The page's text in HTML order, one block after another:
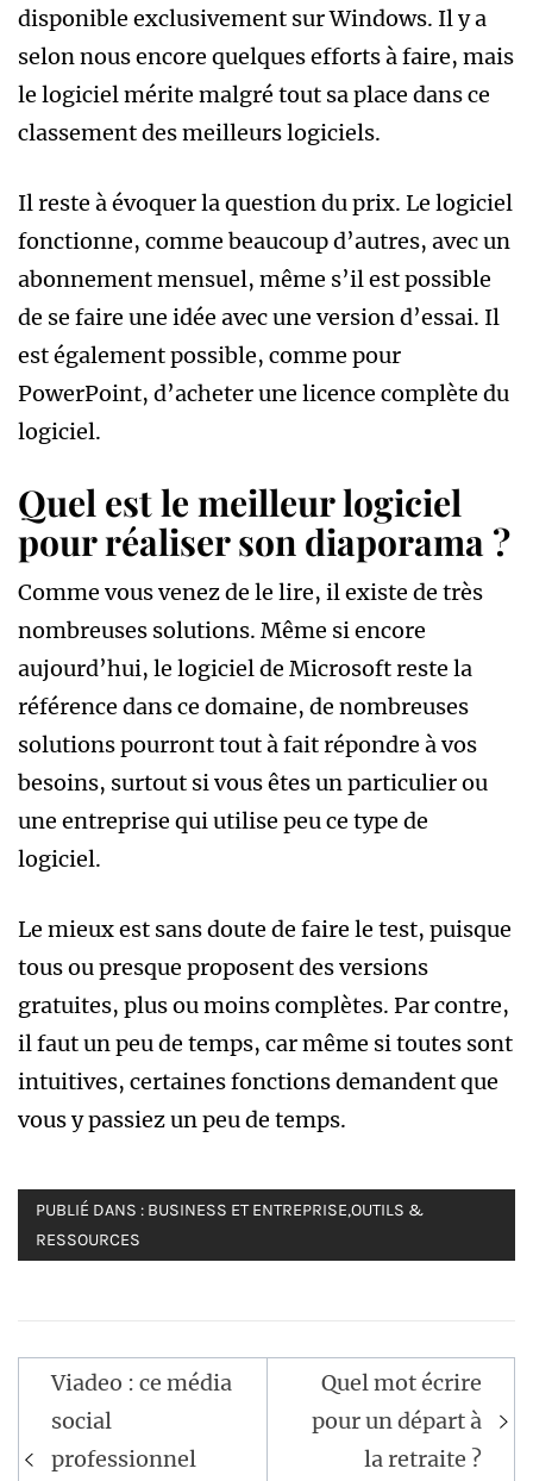
disponible exclusivement sur Windows. Il y a
selon nous encore quelques efforts à faire, mais
le logiciel mérite malgré tout sa place dans ce
classement des meilleurs logiciels.
Il reste à évoquer la question du prix. Le logiciel
fonctionne, comme beaucoup d’autres, avec un
abonnement mensuel, même s’il est possible
de se faire une idée avec une version d’essai. Il
est également possible, comme pour
PowerPoint, d’acheter une licence complète du
logiciel.
Quel est le meilleur logiciel
pour réaliser son diaporama ?
Comme vous venez de le lire, il existe de très
nombreuses solutions. Même si encore
aujourd’hui, le logiciel de Microsoft reste la
référence dans ce domaine, de nombreuses
solutions pourront tout à fait répondre à vos
besoins, surtout si vous êtes un particulier ou
une entreprise qui utilise peu ce type de
logiciel.
Le mieux est sans doute de faire le test, puisque
tous ou presque proposent des versions
gratuites, plus ou moins complètes. Par contre,
il faut un peu de temps, car même si toutes sont
intuitives, certaines fonctions demandent que
vous y passiez un peu de temps.
PUBLIÉ DANS : BUSINESS ET ENTREPRISE,OUTILS &
RESSOURCES
Navigation
de
l’article
Viadeo : ce média
social
professionnel
Quel mot écrire
pour un départ à
la retraite ?